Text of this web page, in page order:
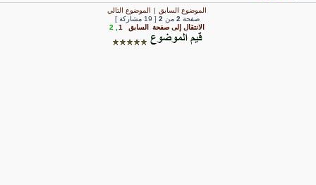
الموضوع السابق| الموضوع التالي
صفحة2من 2[ 19 مشاركة ]
الانتقال إلى صفحة
السابق ,
2